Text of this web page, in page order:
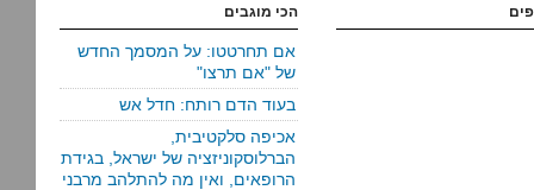
הכי מוגבים
אם תחרטטו: על המסמך החדש
של "אם תרצו"
בעוד הדם רותח: חדל אש
אכיפה סלקטיבית,
הברלוסקוניזציה של ישראל, בגידת
הרופאים, ואין מה להתלהב מרבני